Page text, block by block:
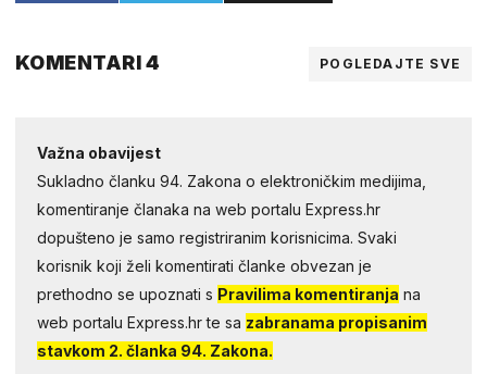
KOMENTARI 4 POGLEDAJTE SVE
Važna obavijest
Sukladno članku 94. Zakona o elektroničkim medijima,
komentiranje članaka na web portalu Express.hr
dopušteno je samo registriranim korisnicima. Svaki
korisnik koji želi komentirati članke obvezan je
prethodno se upoznati s Pravilima komentiranja na
web portalu Express.hr te sa zabranama propisanim
stavkom 2. članka 94. Zakona.